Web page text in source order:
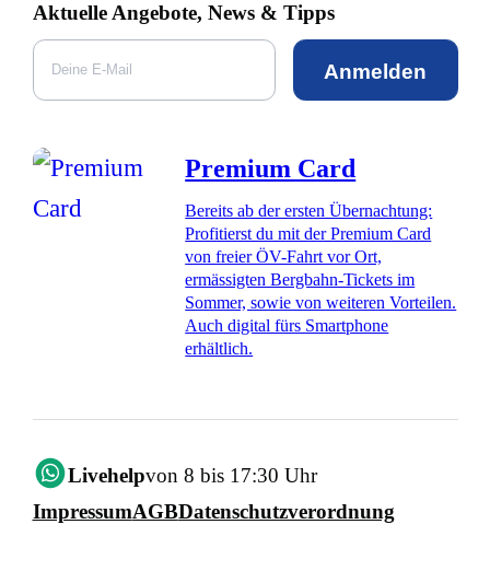
Aktuelle Angebote, News & Tipps
Anmelden
Premium Card
Bereits ab der ersten Übernachtung:
Profitierst du mit der Premium Card
von freier ÖV-Fahrt vor Ort,
ermässigten Bergbahn-Tickets im
Sommer, sowie von weiteren Vorteilen.
Auch digital fürs Smartphone
erhältlich.
Livehelpvon 8 bis 17:30 Uhr
ImpressumAGBDatenschutzverordnung